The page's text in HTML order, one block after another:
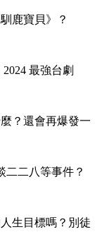
鹿寶貝》？
最強台劇
？還會再爆發一
二二八等事件？
生目標嗎？別徒